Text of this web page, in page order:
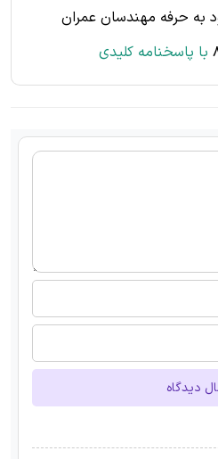
به حرفه مهندسان عمران
با پاسخنامه کلیدی
دیدگاه